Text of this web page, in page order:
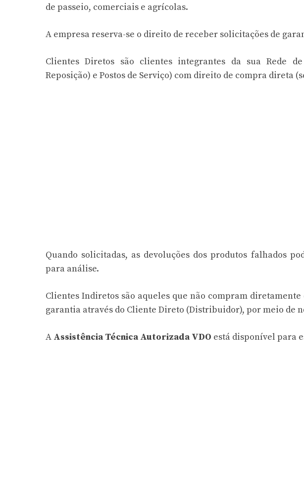
de passeio, comerciais e agrícolas.
A empresa reserva-se o direito de receber solicitações de
Clientes Diretos são clientes integrantes da sua Rede
Reposição) e Postos de Serviço) com direito de compra direta
Quando solicitadas, as devoluções dos produtos falhados
para análise.
Clientes Indiretos são aqueles que não compram
garantia através do Cliente Direto (Distribuidor), por meio de
A Assistência Técnica Autorizada VDO está disponível para